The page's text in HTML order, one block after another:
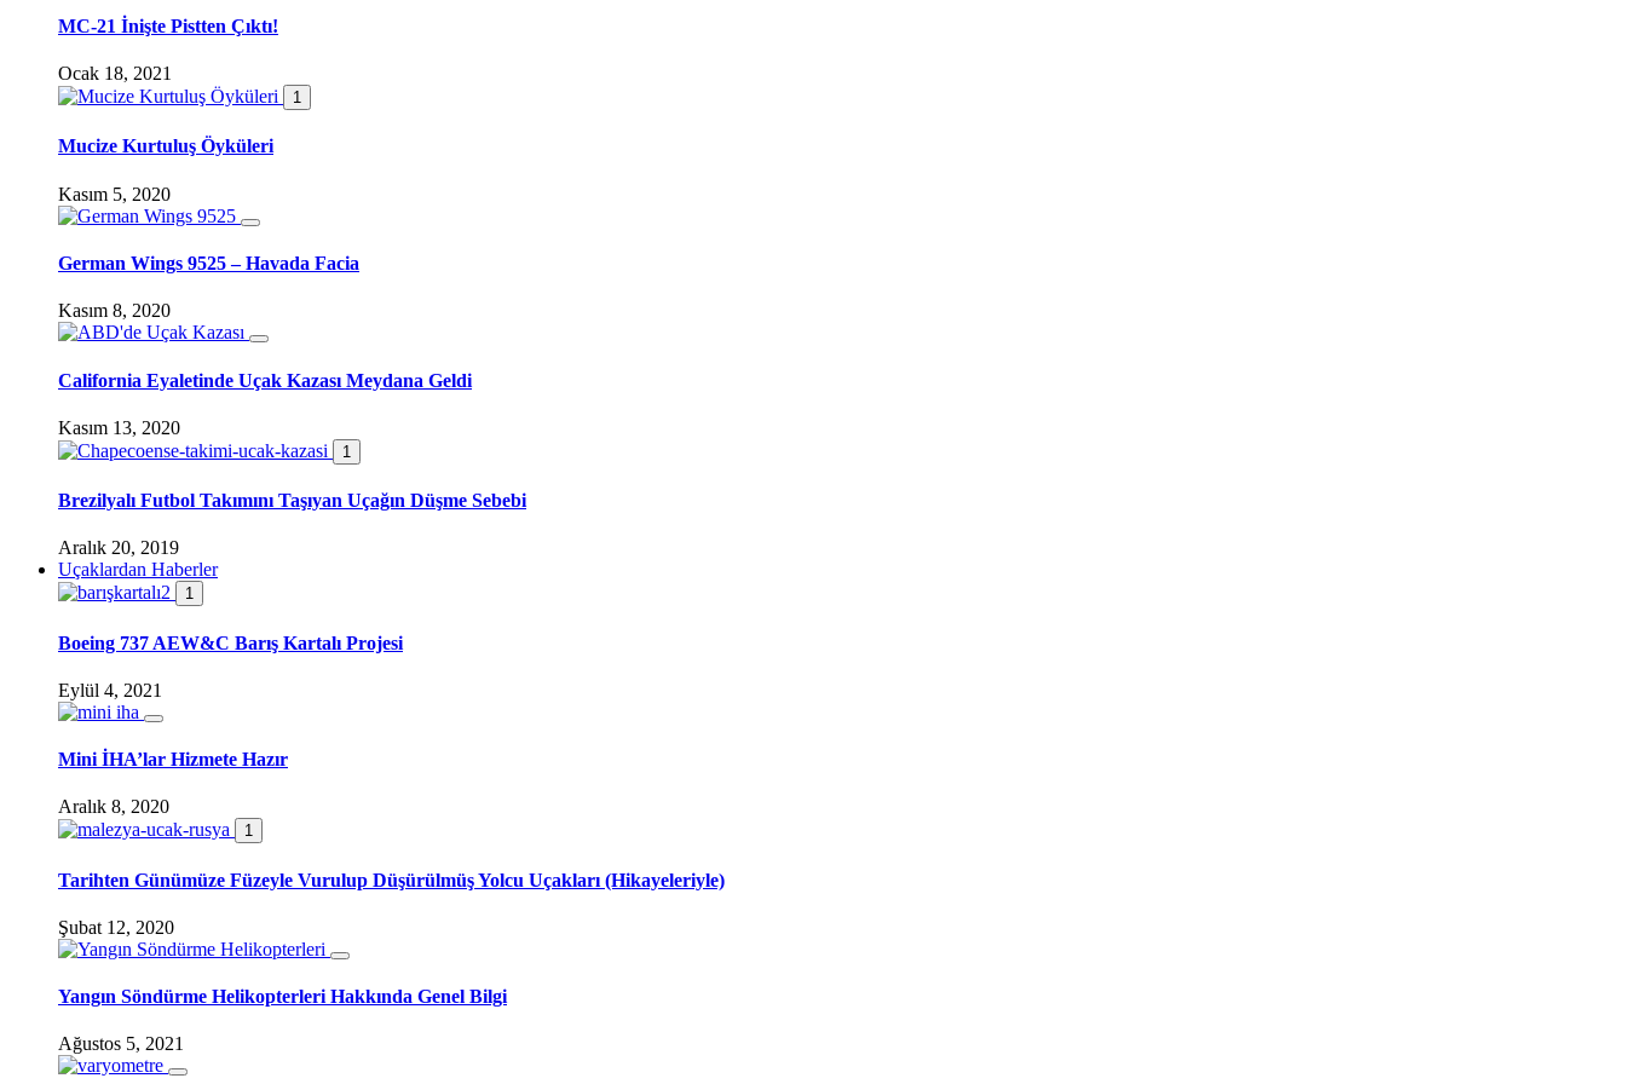
MC-21 İnişte Pistten Çıktı!
Ocak 18, 2021
1
Mucize Kurtuluş Öyküleri
Kasım 5, 2020
German Wings 9525 – Havada Facia
Kasım 8, 2020
California Eyaletinde Uçak Kazası Meydana Geldi
Kasım 13, 2020
1
Brezilyalı Futbol Takımını Taşıyan Uçağın Düşme Sebebi
Aralık 20, 2019
Uçaklardan Haberler
1
Boeing 737 AEW&C Barış Kartalı Projesi
Eylül 4, 2021
Mini İHA’lar Hizmete Hazır
Aralık 8, 2020
1
Tarihten Günümüze Füzeyle Vurulup Düşürülmüş Yolcu Uçakları (Hikayeleriyle)
Şubat 12, 2020
Yangın Söndürme Helikopterleri Hakkında Genel Bilgi
Ağustos 5, 2021